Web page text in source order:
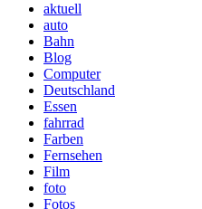
aktuell
auto
Bahn
Blog
Computer
Deutschland
Essen
fahrrad
Farben
Fernsehen
Film
foto
Fotos